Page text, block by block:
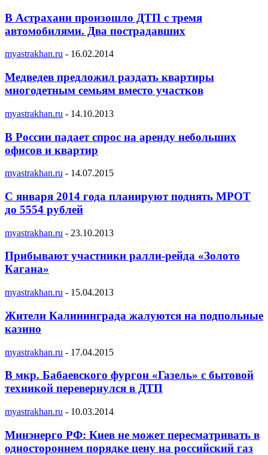
В Астрахани произошло ДТП с тремя
автомобилями. Два пострадавших
myastrakhan.ru - 16.02.2014
Медведев предложил раздать квартиры
многодетным семьям вместо участков
myastrakhan.ru - 14.10.2013
В России падает спрос на аренду небольших
офисов и квартир
myastrakhan.ru - 14.07.2015
C января 2014 года планируют поднять МРОТ
до 5554 рублей
myastrakhan.ru - 23.10.2013
Прибывают участники ралли-рейда «Золото
Кагана»
myastrakhan.ru - 15.04.2013
Жители Калининграда жалуются на подпольные
казино
myastrakhan.ru - 17.04.2015
В мкр. Бабаевского фургон «Газель» с бытовой
техникой перевернулся в ДТП
myastrakhan.ru - 10.03.2014
Минэнерго РФ: Киев не может пересматривать в
одностороннем порядке цену на российский газ